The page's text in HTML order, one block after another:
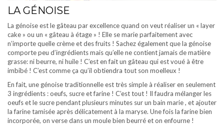
LA GÉNOISE
La génoise est le gâteau par excellence quand on veut réaliser un « layer
cake » ou un « gâteau à étage » ! Elle se marie parfaitement avec
n’importe quelle crème et des fruits ! Sachez également que la génoise
comporte peu d’ingrédients mais qu’elle ne contient jamais de matière
grasse: ni beurre, ni huile ! C’est en fait un gâteau qui est voué à être
imbibé ! C’est comme ça qu’il obtiendra tout son moelleux !
En fait, une génoise traditionnelle est très simple à réaliser en seulement
3 ingrédients : oeufs, sucre et farine ! C’est tout ! Il faudra mélanger les
oeufs et le sucre pendant plusieurs minutes sur un bain marie , et ajouter
la farine tamisée après délicatement à la maryse. Une fois la farine bien
incorporée, on verse dans un moule bien beurré et on enfourne !